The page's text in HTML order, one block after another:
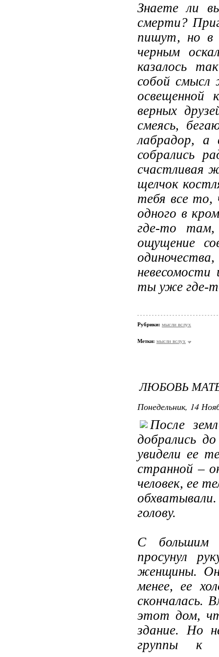
Знаете ли
смерти?
пишут, но в
черным
казалось
собой смысл
освещенной
верных
смеясь,
лабрадор, а
собрались
счастливая
щелчок
тебя все то,
одного в
где-то там,
ощущение
ты уже где-
Рубрики: мысли вслух
Метки: мысли вслух
ЛЮБОВЬ
Понедельник, 14
После
добрались
увидели ее
странной –
человек, ее
голову.
С большим
просунул
женщины.
менее, ее
скончалась.
этот дом,
здание. Но
группы к